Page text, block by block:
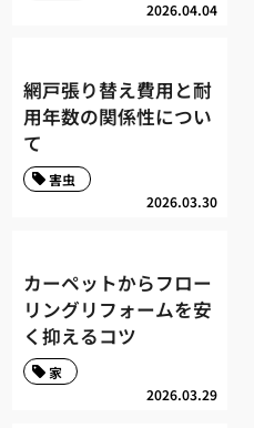
2026.04.04
網戸張り替え費用と耐
用年数の関係性につい
て
2026.03.30
害虫
カーペットからフロー
リングリフォームを安
く抑えるコツ
2026.03.29
家